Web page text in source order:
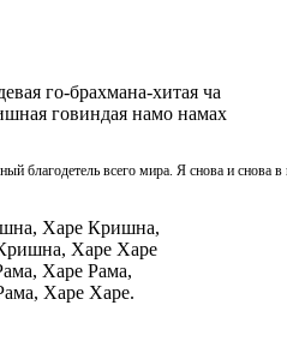
го-брахмана-хитая ча
говиндая намо намах
благодетель всего мира. Я снова и снова
Харе Кришна,
Харе Харе
Харе Рама,
Харе Харе.